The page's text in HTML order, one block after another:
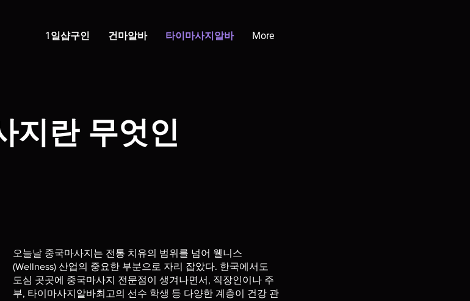
1일샵구인 건마알바 타이마사지알바 More
지란 무엇인
오늘날 중국마사지는 전통 치유의 범위를 넘어 웰니스
(Wellness) 산업의 중요한 부분으로 자리 잡았다. 한국에서도
도심 곳곳에 중국마사지 전문점이 생겨나면서, 직장인이나 주
부, 타이마사지알바최고의 선수 학생 등 다양한 계층이 건강 관